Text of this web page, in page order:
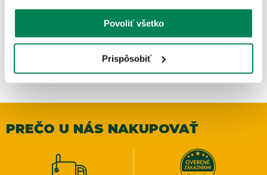
Povoliť všetko
Prispôsobiť
PREČO U NÁS NAKUPOVAŤ